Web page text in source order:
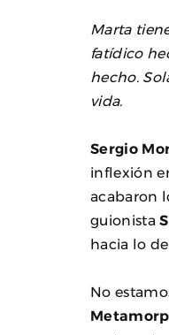
Marta
fatídico
hecho.
vida.
Sergio
inflexión
acabaron
guionista
hacia lo
No